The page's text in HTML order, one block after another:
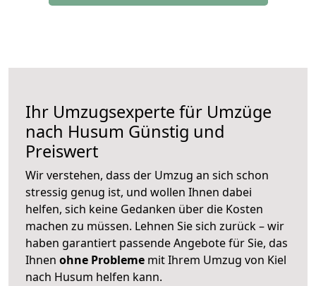
Ihr Umzugsexperte für Umzüge
nach Husum Günstig und
Preiswert
Wir verstehen, dass der Umzug an sich schon
stressig genug ist, und wollen Ihnen dabei
helfen, sich keine Gedanken über die Kosten
machen zu müssen. Lehnen Sie sich zurück – wir
haben garantiert passende Angebote für Sie, das
Ihnen ohne Probleme mit Ihrem Umzug von Kiel
nach Husum helfen kann.